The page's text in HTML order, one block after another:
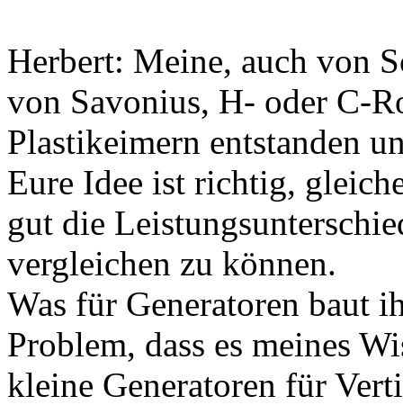
Herbert: Meine, auch von
von Savonius, H- oder C-
Plastikeimern entstanden
Eure Idee ist richtig,
gut die
vergleichen zu können.
Was für Generatoren baut
Problem, dass es meines
kleine Generatoren für